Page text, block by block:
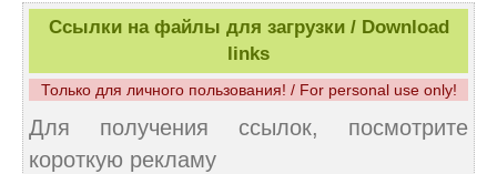
Ссылки на файлы для загрузки / Download
links
Только для личного пользования! / For personal use only!
Для получения ссылок, посмотрите
короткую рекламу